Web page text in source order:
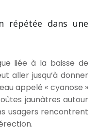
répétée dans une
liée à la baisse de
aller jusqu’à donner
appelé « cyanose »
jaunâtres autour
usagers rencontrent